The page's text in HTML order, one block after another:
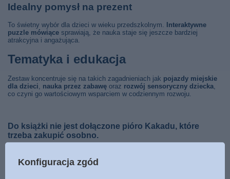
Idealny pomysł na prezent
To świetny wybór dla dzieci w wieku przedszkolnym.
Interaktywne
puzzle mówiące sprawiają, że nauka staje się jeszcze bardziej
atrakcyjna i angażująca.
Tematyka i edukacja
Zestaw koncentruje się na takich zagadnieniach jak pojazdy miejskie
dla dzieci, nauka przez zabawę oraz rozwój sensoryczny dziecka,
co czyni go wartościowym wsparciem w codziennym rozwoju.
Do książki nie jest dołączone pióro Kakadu, które
trzeba zakupić osobno.
Konfiguracja zgód